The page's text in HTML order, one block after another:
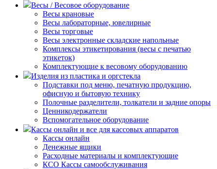
Весы / Весовое оборудование
Весы крановые
Весы лабораторные, ювелирные
Весы торговые
Весы электронные складские напольные
Комплексы этикетирования (весы с печатью
этикеток)
Комплектующие к весовому оборудованию
Изделия из пластика и оргстекла
Подставки под меню, печатную продукцию,
офисную и бытовую технику
Полочные разделители, толкатели и задние опоры
Ценникодержатели
Вспомогательное оборудование
Кассы онлайн и все для кассовых аппаратов
Кассы онлайн
Денежные ящики
Расходные материалы и комплектующие
КСО Кассы самообслуживания